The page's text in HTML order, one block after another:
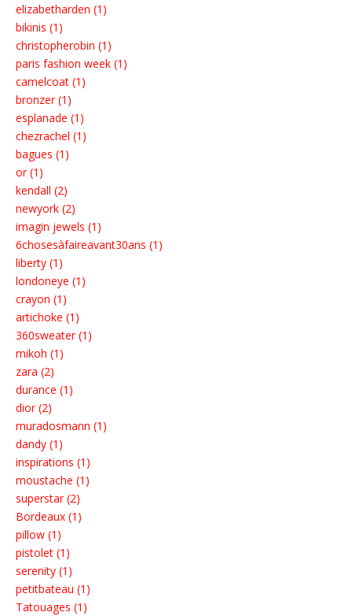
elizabetharden (1)
bikinis (1)
christopherobin (1)
paris fashion week (1)
camelcoat (1)
bronzer (1)
esplanade (1)
chezrachel (1)
bagues (1)
or (1)
kendall (2)
newyork (2)
imagin jewels (1)
6chosesàfaireavant30ans (1)
liberty (1)
londoneye (1)
crayon (1)
artichoke (1)
360sweater (1)
mikoh (1)
zara (2)
durance (1)
dior (2)
muradosmann (1)
dandy (1)
inspirations (1)
moustache (1)
superstar (2)
Bordeaux (1)
pillow (1)
pistolet (1)
serenity (1)
petitbateau (1)
Tatouages (1)